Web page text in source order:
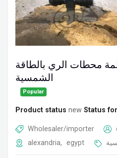
محطات الري بالطاقة
الشمسية
Popular
Product status new Status
Wholesaler/importer
alexandria, egypt